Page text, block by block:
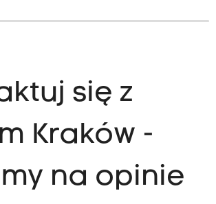
się z
Kraków -
na opinie